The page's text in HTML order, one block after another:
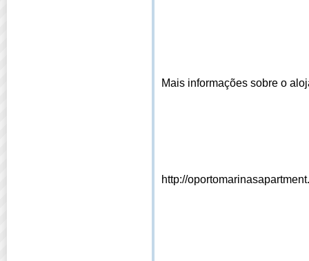
Mais informações sobre o
http://